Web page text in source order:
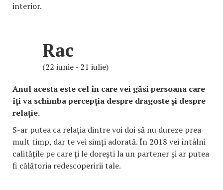
interior.
Rac
(22 iunie - 21 iulie)
Anul acesta este cel în care vei găsi persoana care
îţi va schimba percepţia despre dragoste şi despre
relaţie.
S-ar putea ca relaţia dintre voi doi să nu dureze prea
mult timp, dar te vei simţi adorată. În 2018 vei întâlni
calităţile pe care ţi le doreşti la un partener şi ar putea
fi călătoria redescoperirii tale.